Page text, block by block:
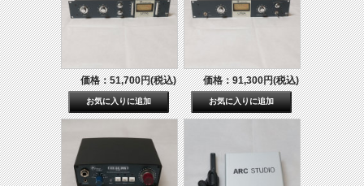
価格：51,700円(税込) 価格：91,300円(税込)